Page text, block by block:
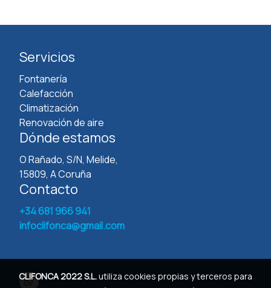
Servicios
Fontanería
Calefacción
Climatización
Renovación de aire
Dónde estamos
O Rañado, S/N, Melide,
15809, A Coruña
Contacto
+34 681 966 941
infoclifonca@gmail.com
CLIFONCA 2022 S.L.utiliza cookies propias y terceros para